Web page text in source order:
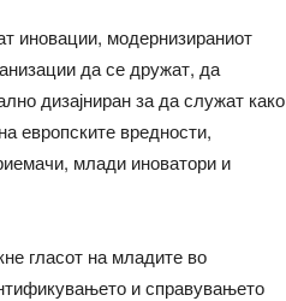
иновации, модернизираниот
да се дружат, да
дизајниран за да служат како
европските вредности,
млади иноватори и
гласот на младите во
и справувањето